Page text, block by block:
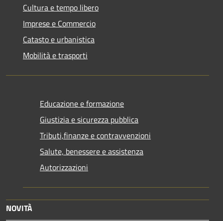
Cultura e tempo libero
Imprese e Commercio
Catasto e urbanistica
Mobilità e trasporti
Educazione e formazione
Giustizia e sicurezza pubblica
Tributi,finanze e contravvenzioni
Salute, benessere e assistenza
Autorizzazioni
NOVITÀ